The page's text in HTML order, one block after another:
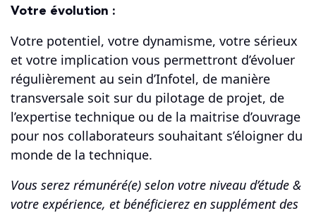
Votre évolution :
Votre potentiel, votre dynamisme, votre sérieux
et votre implication vous permettront d’évoluer
régulièrement au sein d’Infotel, de manière
transversale soit sur du pilotage de projet, de
l’expertise technique ou de la maitrise d’ouvrage
pour nos collaborateurs souhaitant s’éloigner du
monde de la technique.
Vous serez rémunéré(e) selon votre niveau d’étude &
votre expérience, et bénéficierez en supplément des